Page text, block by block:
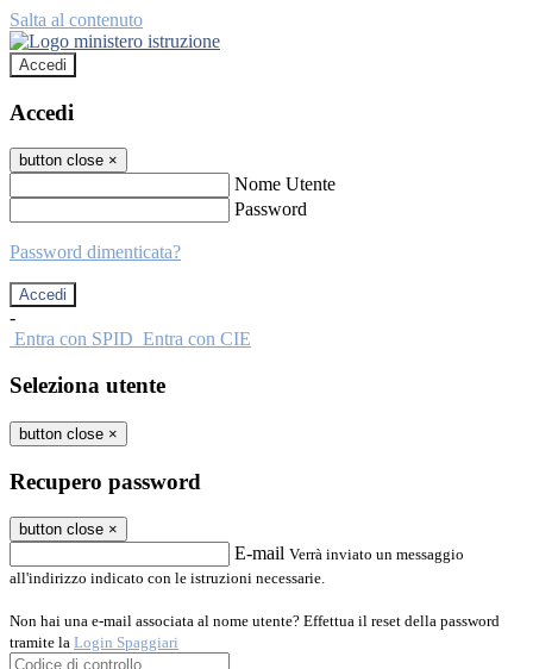
Salta al contenuto
Accedi
Accedi
button close ×
Nome Utente
Password
Password dimenticata?
-
Entra con SPID Entra con CIE
Seleziona utente
button close ×
Recupero password
button close ×
E-mail Verrà inviato un messaggio
all'indirizzo indicato con le istruzioni necessarie.
Non hai una e-mail associata al nome utente? Effettua il reset della password
tramite la Login Spaggiari